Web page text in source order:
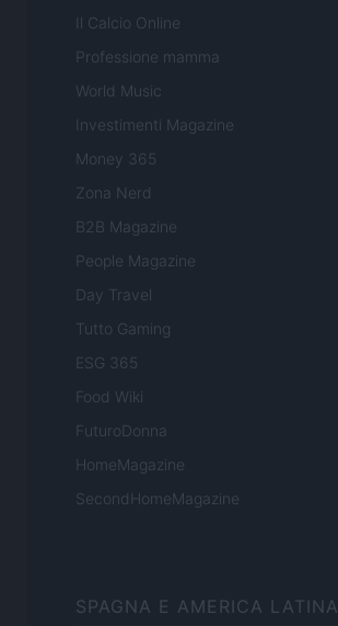
Il Calcio Online
Professione mamma
World Music
Investimenti Magazine
Money 365
Zona Nerd
B2B Magazine
People Magazine
Day Travel
Tutto Gaming
ESG 365
Food Wiki
FuturoDonna
HomeMagazine
SecondHomeMagazine
SPAGNA E AMERICA LATINA